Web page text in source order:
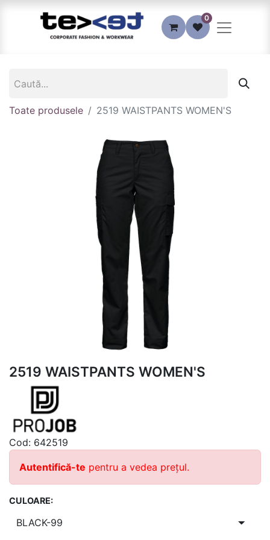
0
Toate produsele 2519 WAISTPANTS WOMEN'S
2519 WAISTPANTS WOMEN'S
Cod: 642519
Autentifică-te pentru a vedea prețul.
CULOARE: